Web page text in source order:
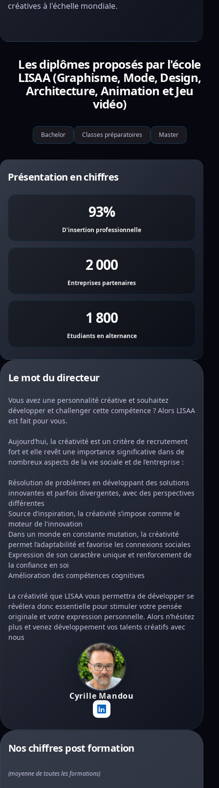
créatives à l'échelle mondiale.
Les diplômes proposés par l'école
LISAA (Graphisme, Mode, Design,
Architecture, Animation et Jeu
vidéo)
Bachelor Classes préparatoires Master
Présentation en chiffres
93%
D'insertion professionnelle
2 000
Entreprises partenaires
1 800
Etudiants en alternance
Le mot du directeur
Vous avez une personnalité créative et souhaitez
développer et challenger cette compétence ? Alors LISAA
est fait pour vous.
Aujourd’hui, la créativité est un critère de recrutement
fort et elle revêt une importance significative dans de
nombreux aspects de la vie sociale et de l’entreprise :
Résolution de problèmes en développant des solutions
innovantes et parfois divergentes, avec des perspectives
différentes
Source d’inspiration, la créativité s’impose comme le
moteur de l'innovation
Dans un monde en constante mutation, la créativité
permet l’adaptabilité et favorise les connexions sociales
Expression de son caractère unique et renforcement de
la confiance en soi
Amélioration des compétences cognitives
La créativité que LISAA vous permettra de développer se
révélera donc essentielle pour stimuler votre pensée
originale et votre expression personnelle. Alors n’hésitez
plus et venez développement vos talents créatifs avec
nous
Cyrille Mandou
Nos chiffres post formation
(moyenne de toutes les formations)